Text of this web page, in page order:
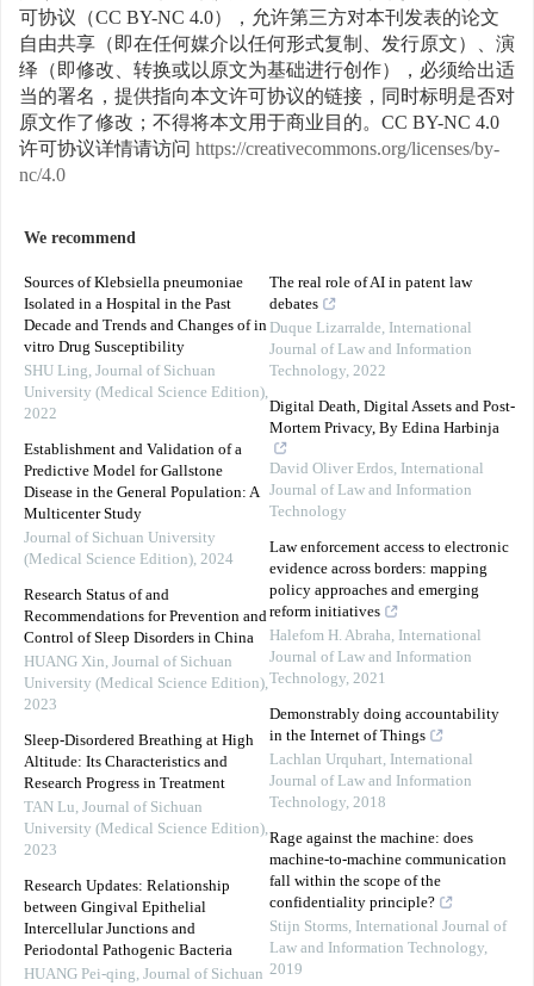
可协议（CC BY-NC 4.0），允许第三方对本刊发表的论文
自由共享（即在任何媒介以任何形式复制、发行原文）、演
绎（即修改、转换或以原文为基础进行创作），必须给出适
当的署名，提供指向本文许可协议的链接，同时标明是否对
原文作了修改；不得将本文用于商业目的。CC BY-NC 4.0
许可协议详情请访问 https://creativecommons.org/licenses/by-
nc/4.0
We recommend
Sources of Klebsiella pneumoniae
Isolated in a Hospital in the Past
Decade and Trends and Changes of in
vitro Drug Susceptibility
SHU Ling, Journal of Sichuan
University (Medical Science Edition),
2022
Establishment and Validation of a
Predictive Model for Gallstone
Disease in the General Population: A
Multicenter Study
Journal of Sichuan University
(Medical Science Edition), 2024
Research Status of and
Recommendations for Prevention and
Control of Sleep Disorders in China
HUANG Xin, Journal of Sichuan
University (Medical Science Edition),
2023
Sleep-Disordered Breathing at High
Altitude: Its Characteristics and
Research Progress in Treatment
TAN Lu, Journal of Sichuan
University (Medical Science Edition),
2023
Research Updates: Relationship
between Gingival Epithelial
Intercellular Junctions and
Periodontal Pathogenic Bacteria
HUANG Pei-qing, Journal of Sichuan
The real role of AI in patent law
debates
Duque Lizarralde, International
Journal of Law and Information
Technology, 2022
Digital Death, Digital Assets and Post-
Mortem Privacy, By Edina Harbinja
David Oliver Erdos, International
Journal of Law and Information
Technology
Law enforcement access to electronic
evidence across borders: mapping
policy approaches and emerging
reform initiatives
Halefom H. Abraha, International
Journal of Law and Information
Technology, 2021
Demonstrably doing accountability
in the Internet of Things
Lachlan Urquhart, International
Journal of Law and Information
Technology, 2018
Rage against the machine: does
machine-to-machine communication
fall within the scope of the
confidentiality principle?
Stijn Storms, International Journal of
Law and Information Technology,
2019